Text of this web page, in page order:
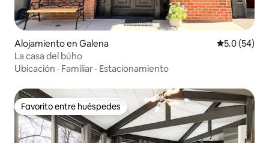
Alojamiento en Galena Calificación
5.0 (54)
La casa del búho
Ubicación · Familiar · Estacionamiento
Favorito entre huéspedes
Favorito entre huéspedes